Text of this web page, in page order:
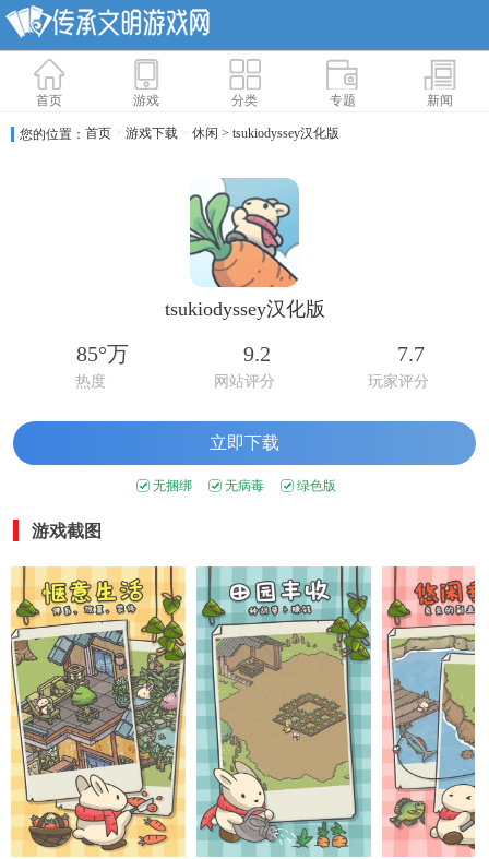
首页 游戏 分类 专题 新闻
您的位置： 首页 > 游戏下载 > 休闲 > tsukiodyssey汉化版
tsukiodyssey汉化版
85°万
热度
9.2
网站评分
7.7
玩家评分
立即下载
无捆绑 无病毒 绿色版
游戏截图